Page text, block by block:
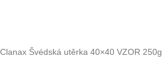
Clanax Švédská utěrka 40×40 VZOR 250g